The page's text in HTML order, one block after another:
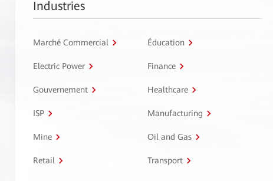
Industries
Marché Commercial Éducation
Electric Power Finance
Gouvernement Healthcare
ISP Manufacturing
Mine Oil and Gas
Retail Transport